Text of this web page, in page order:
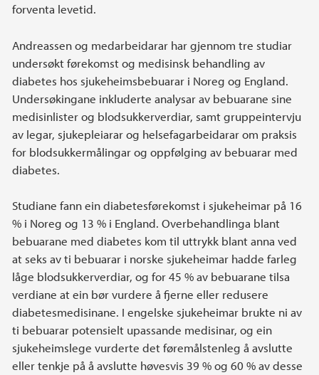
forventa levetid.
Andreassen og medarbeidarar har gjennom tre studiar
undersøkt førekomst og medisinsk behandling av
diabetes hos sjukeheimsbebuarar i Noreg og England.
Undersøkingane inkluderte analysar av bebuarane sine
medisinlister og blodsukkerverdiar, samt gruppeintervju
av legar, sjukepleiarar og helsefagarbeidarar om praksis
for blodsukkermålingar og oppfølging av bebuarar med
diabetes.
Studiane fann ein diabetesførekomst i sjukeheimar på 16
% i Noreg og 13 % i England. Overbehandlinga blant
bebuarane med diabetes kom til uttrykk blant anna ved
at seks av ti bebuarar i norske sjukeheimar hadde farleg
låge blodsukkerverdiar, og for 45 % av bebuarane tilsa
verdiane at ein bør vurdere å fjerne eller redusere
diabetesmedisinane. I engelske sjukeheimar brukte ni av
ti bebuarar potensielt upassande medisinar, og ein
sjukeheimslege vurderte det føremålstenleg å avslutte
eller tenkje på å avslutte høvesvis 39 % og 60 % av desse